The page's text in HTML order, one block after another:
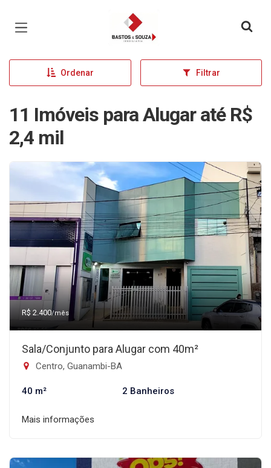
Página inicial
Ordenar Filtrar
11 Imóveis para Alugar até R$
2,4 mil
R$ 2.400/mês
Sala/Conjunto para Alugar com 40m²
Centro, Guanambi-BA
40 m² 2 Banheiros
Mais informações